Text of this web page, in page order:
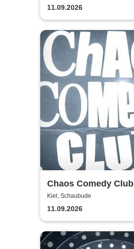
11.09.2026
Chaos Comedy Club
Kiel, Schaubude
11.09.2026